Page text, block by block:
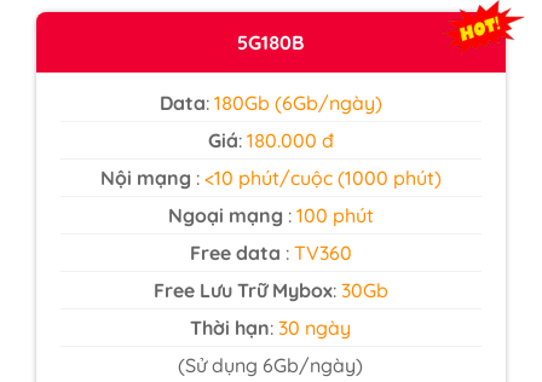
5G180B
Data:180Gb (6Gb/ngày)
Giá: 180.000 đ
Nội mạng : <10 phút/cuộc (1000 phút)
Ngoại mạng :100 phút
Free data : TV360
Free Lưu Trữ Mybox: 30Gb
Thời hạn: 30 ngày
(Sử dụng 6Gb/ngày)